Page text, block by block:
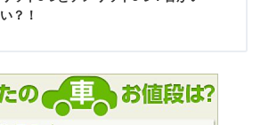
い？！